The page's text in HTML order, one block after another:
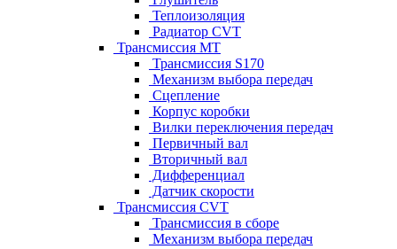
Теплоизоляция
Радиатор CVT
Трансмиссия MT
Трансмиссия S170
Механизм выбора передач
Сцепление
Корпус коробки
Вилки переключения передач
Первичный вал
Вторичный вал
Дифференциал
Датчик скорости
Трансмиссия CVT
Трансмиссия в сборе
Механизм выбора передач